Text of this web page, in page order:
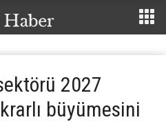
2027
büyümesini